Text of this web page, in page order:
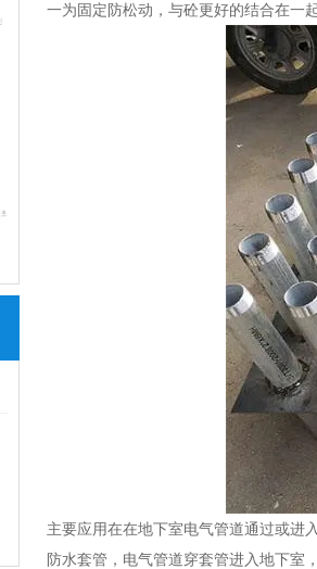
一为固定防松动，与砼更好的结合在一
主要应用在在地下室电气管道通过或进
防水套管，电气管道穿套管进入地下室